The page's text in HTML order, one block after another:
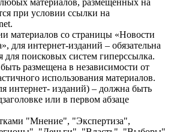
при условии ссылки на
материалов со страницы «Новости
для интернет-изданий – обязательна
для поисковых систем гиперссылка.
размещена в независимости от
использования материалов.
интернет- изданий) – должна быть
или в первом абзаце
"Мнение", "Экспертиза",